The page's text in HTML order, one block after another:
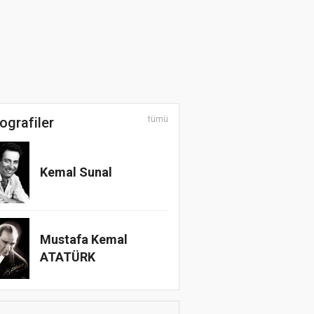
tümü
Kemal Sunal
Mustafa Kemal
ATATÜRK